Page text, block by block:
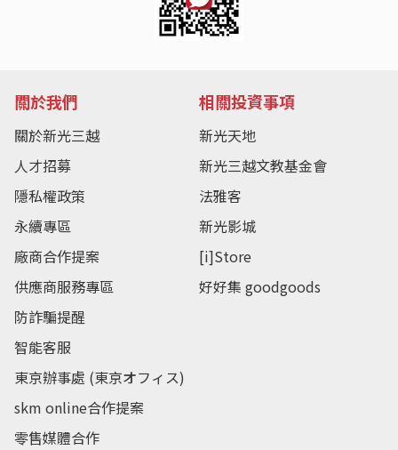
關於我們
關於新光三越
人才招募
隱私權政策
永續專區
廠商合作提案
供應商服務專區
防詐騙提醒
智能客服
東京辦事處 (東京オフィス)
skm online合作提案
零售媒體合作
相關投資事項
新光天地
新光三越文教基金會
法雅客
新光影城
[i]Store
好好集 goodgoods